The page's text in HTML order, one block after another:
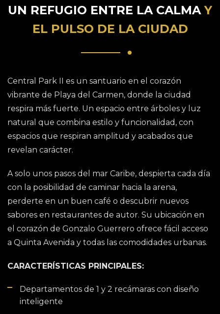
UN REFUGIO ENTRE LA CALMAY
EL PULSO DE LA CIUDAD
Central Park II es un santuario en el corazón
vibrante de Playa del Carmen, donde la ciudad
respira más fuerte. Un espacio entre árboles y luz
natural que combina estilo y funcionalidad, con
espacios que respiran amplitud y acabados que
revelan carácter.
A solo unos pasos del mar Caribe, despierta cada día
con la posibilidad de caminar hacia la arena,
perderte en un buen café o descubrir nuevos
sabores en restaurantes de autor. Su ubicación en
el corazón de Gonzalo Guerrero ofrece fácil acceso
a Quinta Avenida y todas las comodidades urbanas.
CARACTERÍSTICAS PRINCIPALES:
Departamentos de 1 y 2 recámaras con diseño
inteligente